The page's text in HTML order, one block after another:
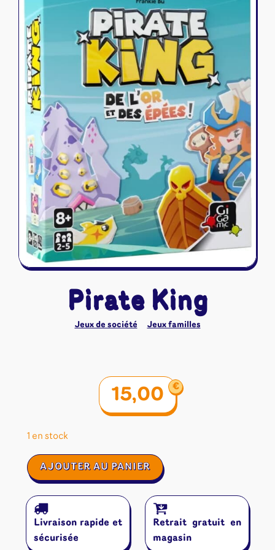
Naruto Mythos
Autres
Tapis de jeu
Pirate King
Jeux de société Jeux familles
15,00 €
1 en stock
quantité
de
King
AJOUTER AU PANIER
Livraison rapide et
sécurisée
Retrait gratuit en
magasin